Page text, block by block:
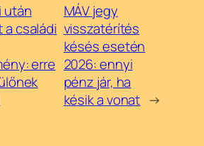
után
családi
erre
MÁV jegy
visszatérítés
késés esetén
2026: ennyi
pénz jár, ha
késik a vonat →